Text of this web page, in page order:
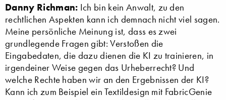
Danny Richman: Ich bin kein Anwalt, zu den
rechtlichen Aspekten kann ich demnach nicht viel sagen.
Meine persönliche Meinung ist, dass es zwei
grundlegende Fragen gibt: Verstoßen die
Eingabedaten, die dazu dienen die KI zu trainieren, in
irgendeiner Weise gegen das Urheberrecht? Und
welche Rechte haben wir an den Ergebnissen der KI?
Kann ich zum Beispiel ein Textildesign mit FabricGenie